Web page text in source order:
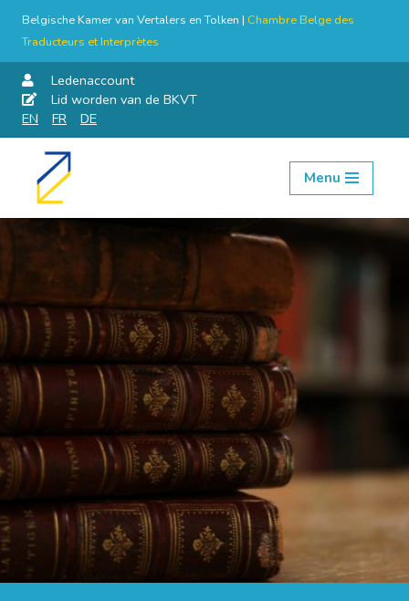
Belgische Kamer van Vertalers en Tolken | Chambre Belge des
Traducteurs et Interprètes
Ledenaccount
Lid worden van de BKVT
EN
FR DE
Skip
Menu